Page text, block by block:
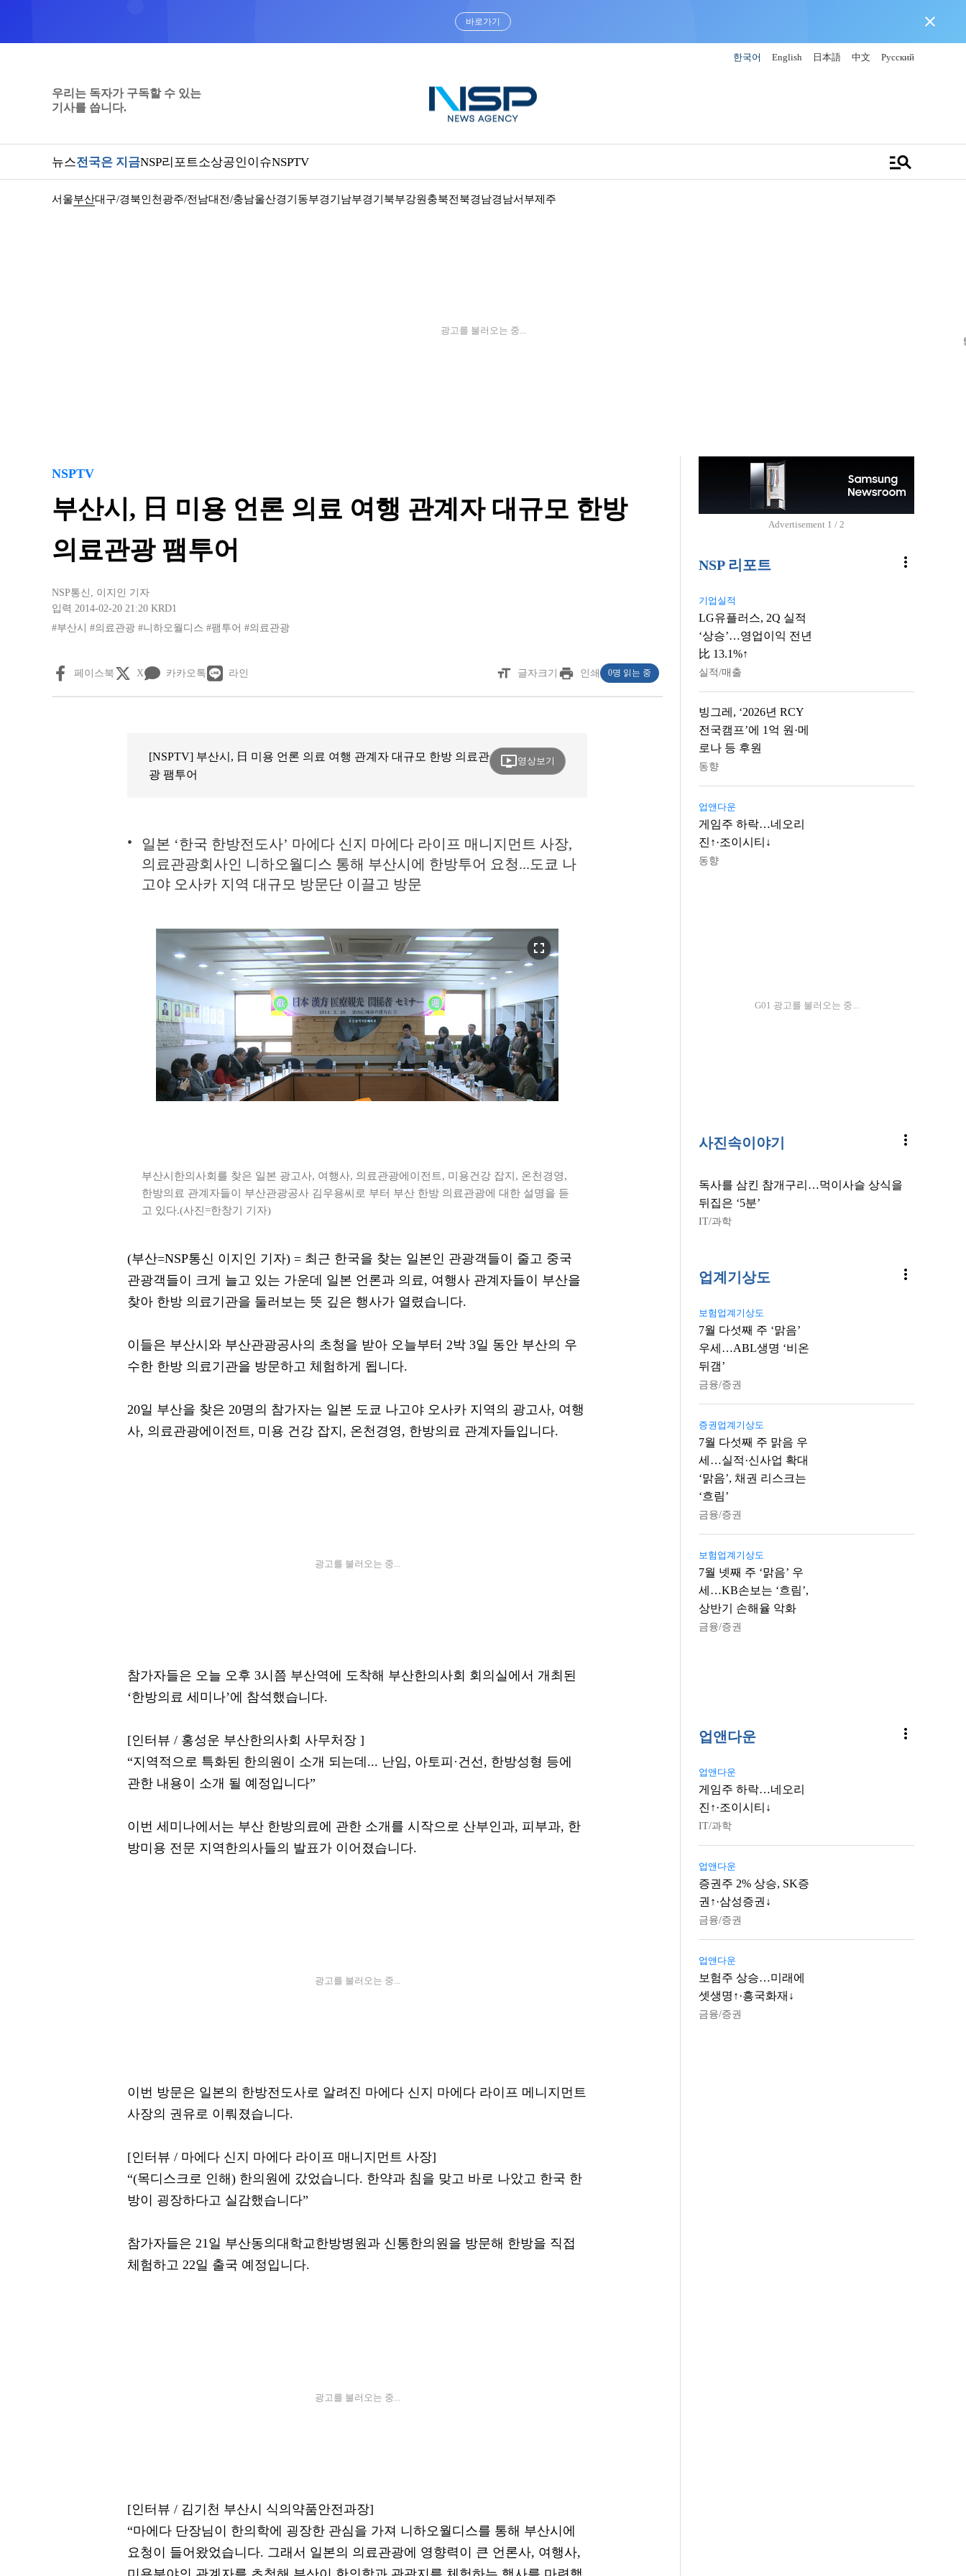
바로가기 close
한국어 English 日本語 中文 Русский
우리는 독자가 구독할 수 있는
기사를 씁니다.
뉴스전국은 지금NSP리포트소상공인이슈NSPTV manage_search
서울부산대구/경북인천 광주/전남대전/충남울산경기동부경기남부경기북부강원 충북전북경남경남서부제주
광고를 불러오는 중...
NSPTV
부산시, 日 미용 언론 의료 여행 관계자 대규모 한방
의료관광 팸투어
NSP통신 , 이지인 기자
입력 2014-02-20 21:20 KRD1
#부산시
#의료관광 #니하오월디스 #팸투어 #의료관광
페이스북 X 카카오톡 라인 format_size 글자크기 print 인쇄 0명 읽는 중
[NSPTV] 부산시, 日 미용 언론 의료 여행 관계자 대규모 한방 의료관
광 팸투어
ondemand_video영상보기
일본 ‘한국 한방전도사’ 마에다 신지 마에다 라이프 매니지먼트 사장,
의료관광회사인 니하오월디스 통해 부산시에 한방투어 요청...도쿄 나
고야 오사카 지역 대규모 방문단 이끌고 방문
fullscreen
부산시한의사회를 찾은 일본 광고사, 여행사, 의료관광에이전트, 미용건강 잡지, 온천경영,
한방의료 관계자들이 부산관광공사 김우용씨로 부터 부산 한방 의료관광에 대한 설명을 듣
고 있다.(사진=한창기 기자)
(부산=NSP통신 이지인 기자) = 최근 한국을 찾는 일본인 관광객들이 줄고 중국
관광객들이 크게 늘고 있는 가운데 일본 언론과 의료, 여행사 관계자들이 부산을
찾아 한방 의료기관을 둘러보는 뜻 깊은 행사가 열렸습니다.
이들은 부산시와 부산관광공사의 초청을 받아 오늘부터 2박 3일 동안 부산의 우
수한 한방 의료기관을 방문하고 체험하게 됩니다.
20일 부산을 찾은 20명의 참가자는 일본 도쿄 나고야 오사카 지역의 광고사, 여행
사, 의료관광에이전트, 미용 건강 잡지, 온천경영, 한방의료 관계자들입니다.
광고를 불러오는 중...
참가자들은 오늘 오후 3시쯤 부산역에 도착해 부산한의사회 회의실에서 개최된
‘한방의료 세미나’에 참석했습니다.
[인터뷰 / 홍성운 부산한의사회 사무처장 ]
“지역적으로 특화된 한의원이 소개 되는데... 난임, 아토피·건선, 한방성형 등에
관한 내용이 소개 될 예정입니다”
이번 세미나에서는 부산 한방의료에 관한 소개를 시작으로 산부인과, 피부과, 한
방미용 전문 지역한의사들의 발표가 이어졌습니다.
광고를 불러오는 중...
이번 방문은 일본의 한방전도사로 알려진 마에다 신지 마에다 라이프 메니지먼트
사장의 권유로 이뤄졌습니다.
[인터뷰 / 마에다 신지 마에다 라이프 매니지먼트 사장]
“(목디스크로 인해) 한의원에 갔었습니다. 한약과 침을 맞고 바로 나았고 한국 한
방이 굉장하다고 실감했습니다”
참가자들은 21일 부산동의대학교한방병원과 신통한의원을 방문해 한방을 직접
체험하고 22일 출국 예정입니다.
광고를 불러오는 중...
[인터뷰 / 김기천 부산시 식의약품안전과장]
“마에다 단장님이 한의학에 굉장한 관심을 가져 니하오월디스를 통해 부산시에
요청이 들어왔었습니다. 그래서 일본의 의료관광에 영향력이 큰 언론사, 여행사,
Advertisement 2 / 2
NSP 리포트 more_vert
기업실적
LG유플러스, 2Q 실적
‘상승’…영업이익 전년
比 13.1%↑
실적/매출
빙그레, ‘2026년 RCY
전국캠프’에 1억 원·메
로나 등 후원
동향
업앤다운
게임주 하락…네오리
진↑·조이시티↓
동향
G01 광고를 불러오는 중...
사진속이야기 more_vert
독사를 삼킨 참개구리…먹이사슬 상식을
뒤집은 ‘5분’
IT/과학
업계기상도 more_vert
보험업계기상도
7월 다섯째 주 ‘맑음’
우세…ABL생명 ‘비온
뒤갬’
금융/증권
증권업계기상도
7월 다섯째 주 맑음 우
세…실적·신사업 확대
‘맑음’, 채권 리스크는
‘흐림’
금융/증권
보험업계기상도
7월 넷째 주 ‘맑음’ 우
세…KB손보는 ‘흐림’,
상반기 손해율 악화
금융/증권
업앤다운 more_vert
업앤다운
게임주 하락…네오리
진↑·조이시티↓
IT/과학
업앤다운
증권주 2% 상승, SK증
권↑·삼성증권↓
금융/증권
업앤다운
보험주 상승…미래에
셋생명↑·흥국화재↓
금융/증권